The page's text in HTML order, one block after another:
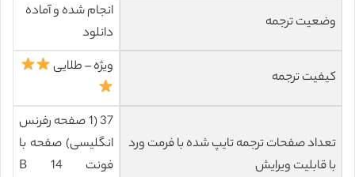
وضعیت ترجمه
انجام شده و آماده
دانلود
کیفیت ترجمه
ویژه – طلایی
تعداد صفحات ترجمه تایپ شده با فرمت ورد
با قابلیت ویرایش
37 (1 صفحه رفرنس
انگلیسی) صفحه با
فونت 14 B